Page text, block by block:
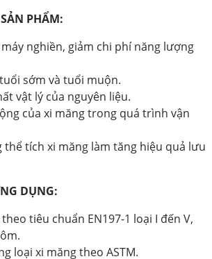
PHẨM:
nghiền, giảm chi phí năng lượng
sớm và tuổi muộn.
vật lý của nguyên liệu.
của xi măng trong quá trình vận
thể tích xi măng làm tăng hiệu quả lưu
DỤNG:
tiêu chuẩn EN197-1 loại I đến V,
loại xi măng theo ASTM.